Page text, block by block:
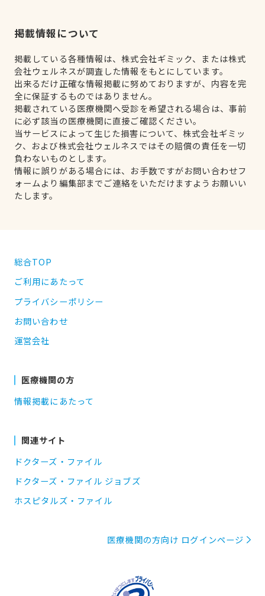
掲載情報について
掲載している各種情報は、株式会社ギミック、または株式
会社ウェルネスが調査した情報をもとにしています。
出来るだけ正確な情報掲載に努めておりますが、内容を完
全に保証するものではありません。
掲載されている医療機関へ受診を希望される場合は、事前
に必ず該当の医療機関に直接ご確認ください。
当サービスによって生じた損害について、株式会社ギミッ
ク、および株式会社ウェルネスではその賠償の責任を一切
負わないものとします。
情報に誤りがある場合には、お手数ですがお問い合わせフ
ォームより編集部までご連絡をいただけますようお願いい
たします。
総合TOP
ご利用にあたって
プライバシーポリシー
お問い合わせ
運営会社
医療機関の方
情報掲載にあたって
関連サイト
ドクターズ・ファイル
ドクターズ・ファイル ジョブズ
ホスピタルズ・ファイル
医療機関の方向け ログインページ